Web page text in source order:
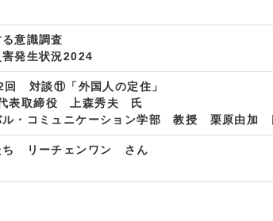
意識調査
害発生状況2024
回 対談⑪「外国人の定住」
表取締役 上森秀夫 氏
ル・コミュニケーション学部 教授 栗原由加
ち リーチェンワン さん